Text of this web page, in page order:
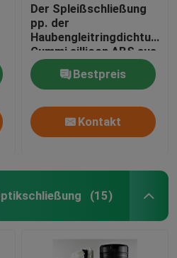
Der Spleißschließung
pp. der
Haubengleitringdichtung
Gummi sillicon ABS aus
optischen Fasern,
obenliegende 505 (L)
xd200mm
max288core, GJS20-
DM0
Bestpreis
Kontakt
(15)